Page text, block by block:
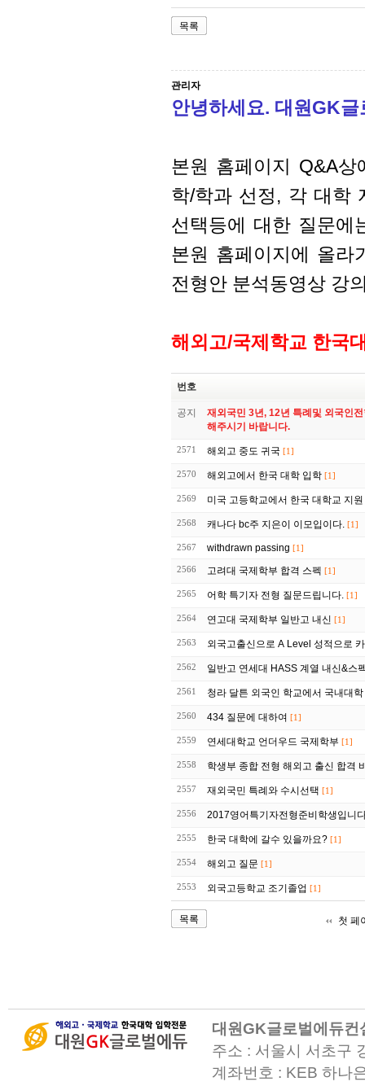
목록
관리자
안녕하세요. 대원GK
본원 홈페이지 Q&A
학/학과 선정, 각 대학
선택등에 대한 질문에
본원 홈페이지에 올라
전형안 분석동영상 강
해외고/국제학교 한국
번호
공지
재외국민 3년, 12년 특례및 외국인
해주시기 바랍니다.
2571 해외고 중도 귀국 [1]
2570 해외고에서 한국 대학 입학 [1]
2569 미국 고등학교에서 한국 대학교 지
2568 캐나다 bc주 지은이 이모입이다. [1]
2567 withdrawn passing [1]
2566 고려대 국제학부 합격 스펙 [1]
2565 어학 특기자 전형 질문드립니다. [1]
2564 연고대 국제학부 일반고 내신 [1]
2563 외국고출신으로 A Level 성적으로
2562 일반고 연세대 HASS 계열 내신&스
2561 청라 달튼 외국인 학교에서 국내대
2560 434 질문에 대하여 [1]
2559 연세대학교 언더우드 국제학부 [1]
2558 학생부 종합 전형 해외고 출신 합격
2557 재외국민 특례와 수시선택 [1]
2556 2017영어특기자전형준비학생입니
2555 한국 대학에 갈수 있을까요? [1]
2554 해외고 질문 [1]
2553 외국고등학교 조기졸업 [1]
목록 첫 페
대원GK글로벌에듀
주소 : 서울시 서초구
계좌번호 : KEB 하나